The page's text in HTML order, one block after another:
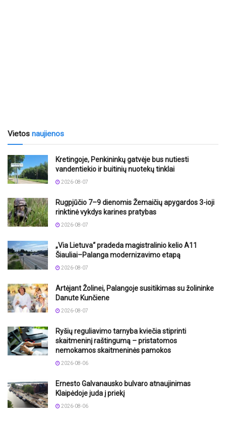
Vietos naujienos
Kretingoje, Penkininkų gatvėje bus nutiesti
vandentiekio ir buitinių nuotekų tinklai
2026-08-07
Rugpjūčio 7–9 dienomis Žemaičių apygardos 3-ioji
rinktinė vykdys karines pratybas
2026-08-07
„Via Lietuva“ pradeda magistralinio kelio A11
Šiauliai–Palanga modernizavimo etapą
2026-08-07
Artėjant Žolinei, Palangoje susitikimas su žolininke
Danute Kunčiene
2026-08-07
Ryšių reguliavimo tarnyba kviečia stiprinti
skaitmeninį raštingumą – pristatomos
nemokamos skaitmeninės pamokos
2026-08-06
Ernesto Galvanausko bulvaro atnaujinimas
Klaipėdoje juda į priekį
2026-08-06